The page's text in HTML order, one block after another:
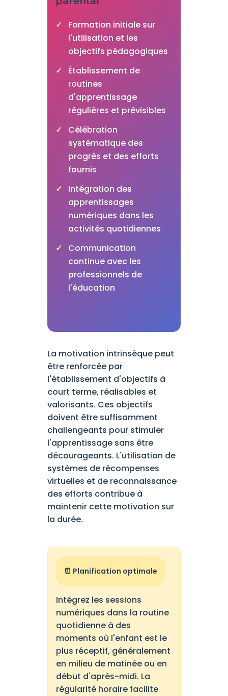
Formation initiale sur
l'utilisation et les
objectifs pédagogiques
Établissement de
routines
d'apprentissage
régulières et prévisibles
Célébration
systématique des
progrès et des efforts
fournis
Intégration des
apprentissages
numériques dans les
activités quotidiennes
Communication
continue avec les
professionnels de
l'éducation
La motivation intrinsèque peut
être renforcée par
l'établissement d'objectifs à
court terme, réalisables et
valorisants. Ces objectifs
doivent être suffisamment
challengeants pour stimuler
l'apprentissage sans être
décourageants. L'utilisation de
systèmes de récompenses
virtuelles et de reconnaissance
des efforts contribue à
maintenir cette motivation sur
la durée.
⏰ Planification optimale
Intégrez les sessions
numériques dans la routine
quotidienne à des
moments où l'enfant est le
plus réceptif, généralement
en milieu de matinée ou en
début d'après-midi. La
régularité horaire facilite